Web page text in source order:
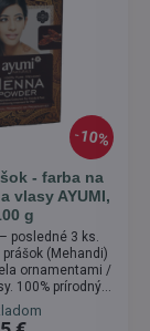
10%
- farba na
vlasy AYUMI,
g
posledné 3 ks.
prášok (Mehandi)
ornamentami /
100% prírodný
umelých
Neobsahuje